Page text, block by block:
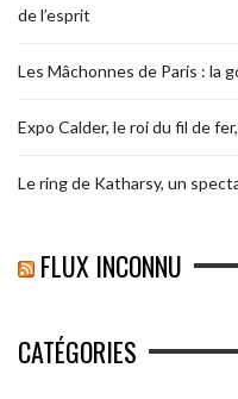
de l’esprit
Les Mâchonnes de Paris : la
Expo Calder, le roi du fil de
Le ring de Katharsy, un
FLUX INCONNU
CATÉGORIES